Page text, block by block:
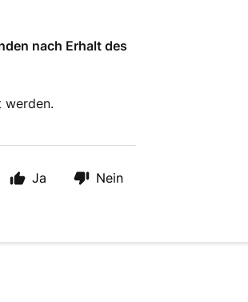
nach Erhalt des
werden.
Ja Nein